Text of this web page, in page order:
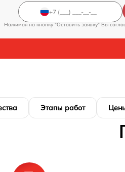
Нажимая на кнопку "Оставить заявку" Вы
Этапы работ